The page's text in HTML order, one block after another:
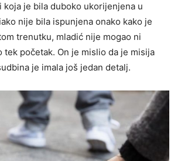
koja je bila duboko ukorijenjena u
nije bila ispunjena onako kako je
trenutku, mladić nije mogao ni
tek početak. On je mislio da je misija
je imala još jedan detalj.